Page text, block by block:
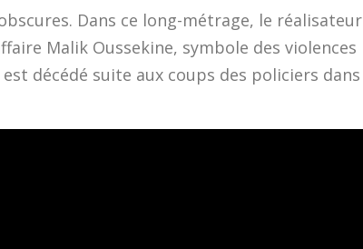
Dans ce long-métrage, le réalisateur
Malik Oussekine, symbole des violences
décédé suite aux coups des policiers dans